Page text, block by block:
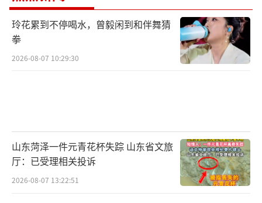
玲花累到不停喝水，曾毅闲到和伴舞猜
拳
2026-08-07 10:29:30
山东菏泽一件元青花杯失踪 山东省文旅
厅：已受理相关投诉
2026-08-07 13:22:51